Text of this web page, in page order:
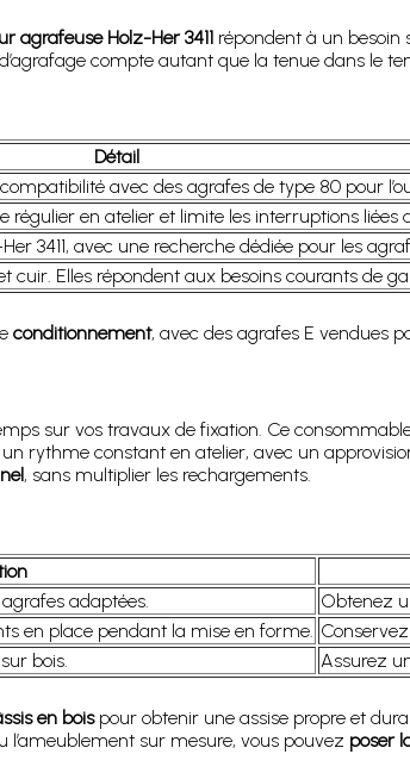
agrafeuse Holz-Her 3411répondent à un besoin
compte autant que la tenue dans le
Détail
avec des agrafes de type 80 pour
en atelier et limite les interruptions liées
3411, avec une recherche dédiée pour les
cuir. Elles répondent aux besoins courants de
conditionnement, avec des agrafes E vendues
sur vos travaux de fixation. Ce
rythme constant en atelier, avec un
, sans multiplier les rechargements.
adaptées.
Obtenez
en place pendant la mise en forme.
bois. Assurez
en boispour obtenir une assise propre et
l’ameublement sur mesure, vous pouvez poser